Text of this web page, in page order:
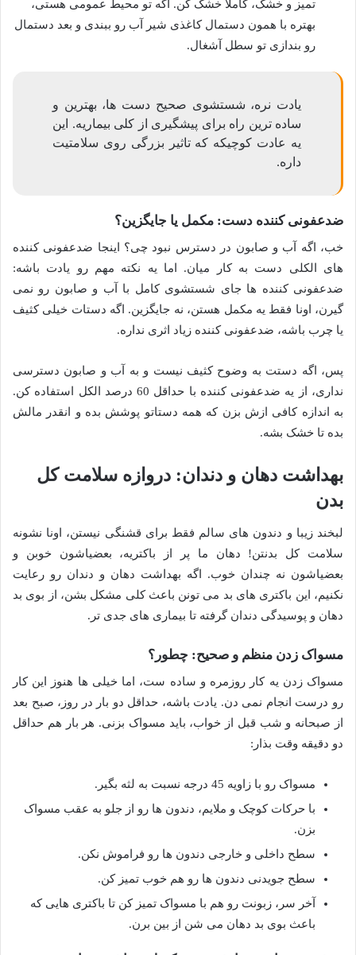
تمیز و خشک، کاملاً خشک کن. اگه تو محیط عمومی هستی،
بهتره با همون دستمال کاغذی شیر آب رو ببندی و بعد دستمال
رو بندازی تو سطل آشغال.
یادت نره، شستشوی صحیح دست ها، بهترین و
ساده ترین راه برای پیشگیری از کلی بیماریه. این
یه عادت کوچیکه که تاثیر بزرگی روی سلامتیت
داره.
ضدعفونی کننده دست: مکمل یا جایگزین؟
خب، اگه آب و صابون در دسترس نبود چی؟ اینجا ضدعفونی کننده
های الکلی دست به کار میان. اما یه نکته مهم رو یادت باشه:
ضدعفونی کننده ها جای شستشوی کامل با آب و صابون رو نمی
گیرن، اونا فقط یه مکمل هستن، نه جایگزین. اگه دستات خیلی کثیف
یا چرب باشه، ضدعفونی کننده زیاد اثری نداره.
پس، اگه دستت به وضوح کثیف نیست و به آب و صابون دسترسی
نداری، از یه ضدعفونی کننده با حداقل 60 درصد الکل استفاده کن.
به اندازه کافی ازش بزن که همه دستاتو پوشش بده و انقدر مالش
بده تا خشک بشه.
بهداشت دهان و دندان: دروازه سلامت کل
بدن
لبخند زیبا و دندون های سالم فقط برای قشنگی نیستن، اونا نشونه
سلامت کل بدنتن! دهان ما پر از باکتریه، بعضیاشون خوبن و
بعضیاشون نه چندان خوب. اگه بهداشت دهان و دندان رو رعایت
نکنیم، این باکتری های بد می تونن باعث کلی مشکل بشن، از بوی بد
دهان و پوسیدگی دندان گرفته تا بیماری های جدی تر.
مسواک زدن منظم و صحیح: چطور؟
مسواک زدن یه کار روزمره و ساده ست، اما خیلی ها هنوز این کار
رو درست انجام نمی دن. یادت باشه، حداقل دو بار در روز، صبح بعد
از صبحانه و شب قبل از خواب، باید مسواک بزنی. هر بار هم حداقل
دو دقیقه وقت بذار:
مسواک رو با زاویه 45 درجه نسبت به لثه بگیر.
با حرکات کوچک و ملایم، دندون ها رو از جلو به عقب مسواک
بزن.
سطح داخلی و خارجی دندون ها رو فراموش نکن.
سطح جویدنی دندون ها رو هم خوب تمیز کن.
آخر سر، زبونت رو هم با مسواک تمیز کن تا باکتری هایی که
باعث بوی بد دهان می شن از بین برن.